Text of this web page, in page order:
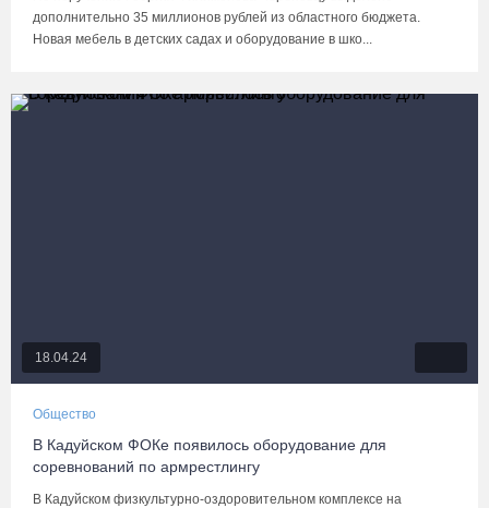
дополнительно 35 миллионов рублей из областного бюджета.
Новая мебель в детских садах и оборудование в шко...
18.04.24
Общество
В Кадуйском ФОКе появилось оборудование для
соревнований по армрестлингу
В Кадуйском физкультурно-оздоровительном комплексе на